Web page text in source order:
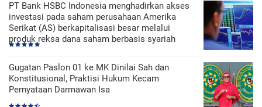
PT Bank HSBC Indonesia menghadirkan akses
investasi pada saham perusahaan Amerika
Serikat (AS) berkapitalisasi besar melalui
produk reksa dana saham berbasis syariah
Gugatan Paslon 01 ke MK Dinilai Sah dan
Konstitusional, Praktisi Hukum Kecam
Pernyataan Darmawan Isa